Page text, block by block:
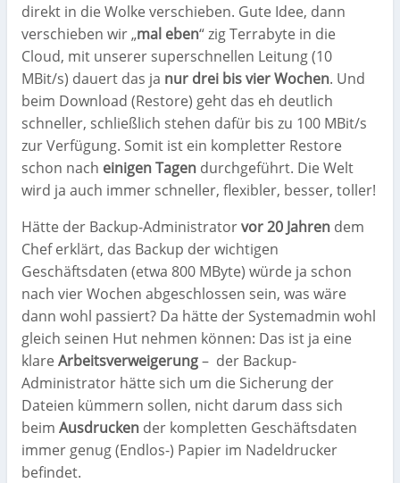
direkt in die Wolke verschieben. Gute Idee, dann
verschieben wir „mal eben“ zig Terrabyte in die
Cloud, mit unserer superschnellen Leitung (10
MBit/s) dauert das ja nur drei bis vier Wochen. Und
beim Download (Restore) geht das eh deutlich
schneller, schließlich stehen dafür bis zu 100 MBit/s
zur Verfügung. Somit ist ein kompletter Restore
schon nach einigen Tagen durchgeführt. Die Welt
wird ja auch immer schneller, flexibler, besser, toller!
Hätte der Backup-Administratorvor 20 Jahren dem
Chef erklärt, das Backup der wichtigen
Geschäftsdaten (etwa 800 MByte) würde ja schon
nach vier Wochen abgeschlossen sein, was wäre
dann wohl passiert? Da hätte der Systemadmin wohl
gleich seinen Hut nehmen können: Das ist ja eine
klare Arbeitsverweigerung– der Backup-
Administrator hätte sich um die Sicherung der
Dateien kümmern sollen, nicht darum dass sich
beim Ausdrucken der kompletten Geschäftsdaten
immer genug (Endlos-) Papier im Nadeldrucker
befindet.